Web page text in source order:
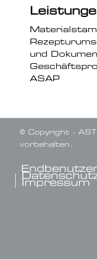
und
ASAP
© Copyright -
vorbehalten.
Impressum